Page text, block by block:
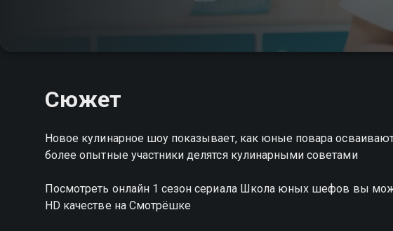
Сюжет
Новое кулинарное шоу показывает, как юные повара
более опытные участники делятся кулинарными советами
Посмотреть онлайн 1 сезон сериала Школа юных шефов вы
HD качестве на Смотрёшке